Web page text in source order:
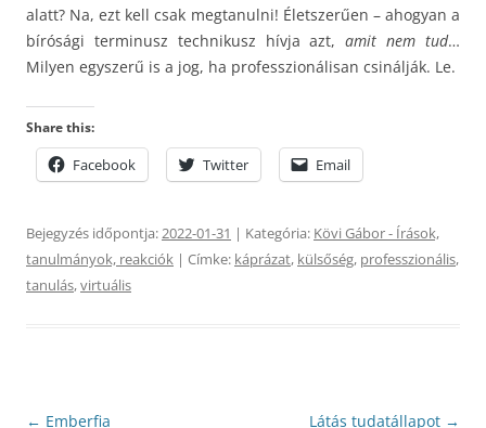
alatt? Na, ezt kell csak megtanulni! Életszerűen – ahogyan a
bírósági terminusz technikusz hívja azt,amit nem tud…
Milyen egyszerű is a jog, ha professzionálisan csinálják. Le.
Share this:
Facebook Twitter Email
Bejegyzés időpontja:2022-01-31 | Kategória: Kövi Gábor - Írások,
tanulmányok, reakciók | Címke: káprázat, külsőség, professzionális,
tanulás,virtuális
Bejegyzés
← Emberfia Látás tudatállapot →